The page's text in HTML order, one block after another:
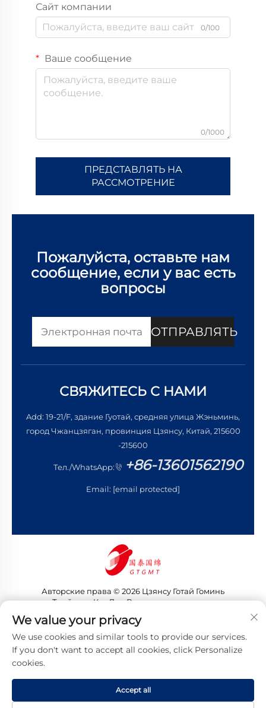
Сайт компании
0/100
Ваше сообщение
0/1000
ПРЕДСТАВЛЯТЬ НА
РАССМОТРЕНИЕ
Пожалуйста, оставьте нам
сообщение, если у вас есть
вопросы
ОТПРАВЛЯТЬ
СВЯЖИТЕСЬ С НАМИ
Add: 19-21/F, здание Гуотай, средняя улица Жэньминь,
город Чжанцзяган, провинция Цзянсу, Китай, 215600
-215600
Тел./WhatsApp: +86-13601562190
Email: [email protected]
Авторские права © 2026 Цзянсу Готай Гоминь
Трейдинг Ко., Лтд. Все права защищены
Политика конфиденциальности
We value your privacy
We use cookies and similar tools to provide our services.
If you don't want to accept all cookies, click Personalize
cookies.
Accept all